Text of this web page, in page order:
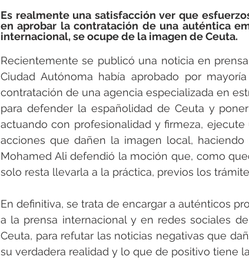
Es realmente una satisfacción ver que
en aprobar la contratación de una auténtica
internacional, se ocupe de la imagen de Ceuta.
Recientemente se publicó una noticia en
Ciudad Autónoma había aprobado por
contratación de una agencia especializada en
para defender la españolidad de Ceuta y
actuando con profesionalidad y firmeza,
acciones que dañen la imagen local,
Mohamed Ali defendió la moción que, como
solo resta llevarla a la práctica, previos los
En definitiva, se trata de encargar a auténticos
a la prensa internacional y en redes sociales
Ceuta, para refutar las noticias negativas que
su verdadera realidad y lo que de positivo tiene